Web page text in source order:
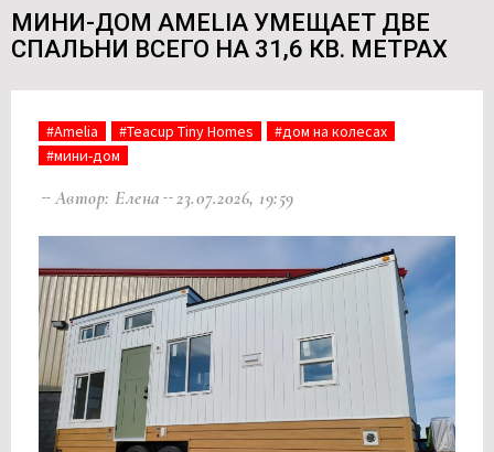
МИНИ-ДОМ AMELIA УМЕЩАЕТ ДВЕ
СПАЛЬНИ ВСЕГО НА 31,6 КВ. МЕТРАХ
#Amelia #Teacup Tiny Homes
#дом на колесах
#мини-дом
Автор: Елена 23.07.2026, 19:59